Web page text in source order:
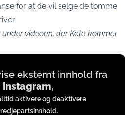
for at de vil selge de tomme
videoen, der Kate kommer
eksternt innhold fra
instagram,
aktivere og deaktivere